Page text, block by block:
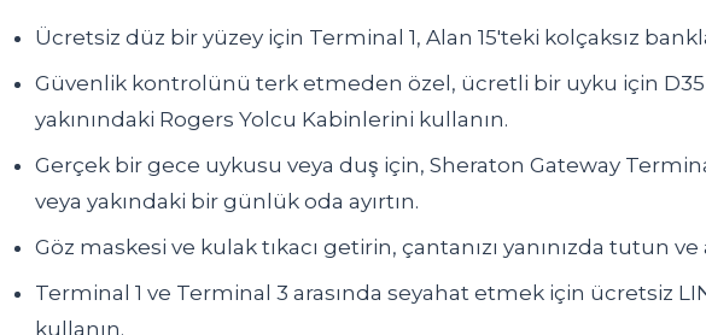
Ücretsiz düz bir yüzey için Terminal 1, Alan 15'teki kolçaksız
Güvenlik kontrolünü terk etmeden özel, ücretli bir uyku için D35
yakınındaki Rogers Yolcu Kabinlerini kullanın.
Gerçek bir gece uykusu veya duş için, Sheraton Gateway
veya yakındaki bir günlük oda ayırtın.
Göz maskesi ve kulak tıkacı getirin, çantanızı yanınızda tutun
Terminal 1 ve Terminal 3 arasında seyahat etmek için ücretsiz
kullanın.